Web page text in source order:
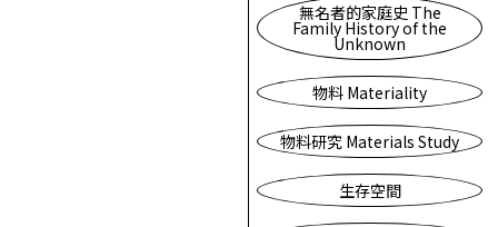
無名者的家庭史 The
Family History of the
Unknown
物料 Materiality
物料研究 Materials Study
生存空間